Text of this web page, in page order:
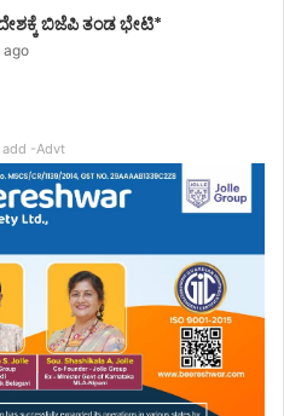
ಬಿಜೆಪಿ ತಂಡ ಭೇಟಿ*
ago
add -Advt